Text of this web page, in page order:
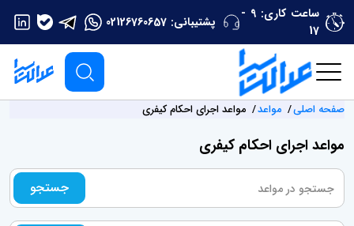
ساعت کاری: 9 -
17
پشتیبانی: 02126760657
صفحه اصلی مواعد مواعد اجرای احکام کیفری
مواعد اجرای احکام کیفری
جستجو